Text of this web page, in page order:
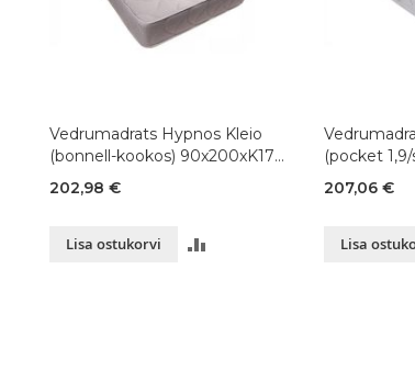
Vedrumadrats Hypnos Kleio
(bonnell-kookos) 90x200xK17
cm
202,98 €
Lisa ostukorvi
(pocket
207,06 €
Lisa